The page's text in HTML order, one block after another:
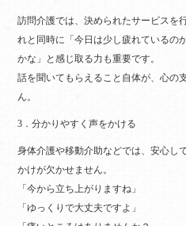
訪問介護では、決められたサービスを
れと同時に「今日は少し疲れているの
かな」と感じ取る力も重要です。
話を聞いてもらえること自体が、心の
ん。
3．分かりやすく声をかける
身体介護や移動介助などでは、安心し
かけが欠かせません。
「今から立ち上がりますね」
「ゆっくりで大丈夫ですよ」